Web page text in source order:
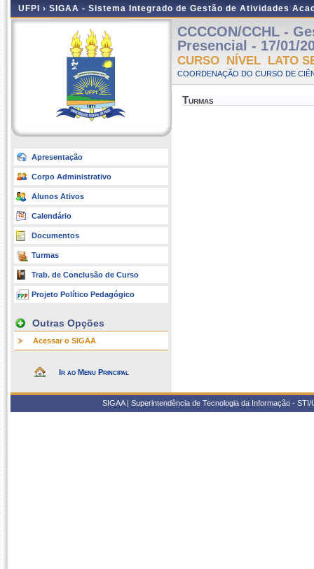
UFPI › SIGAA - Sistema Integrado de Gestão de Atividades
Apresentação
Corpo Administrativo
Alunos Ativos
Calendário
Documentos
Turmas
Trab. de Conclusão de Curso
Projeto Político Pedagógico
Outras Opções
Acessar o SIGAA
Ir ao Menu Principal
CCCCON/CCHL -
Presencial - 17/01/
CURSO NÍVEL LATO
COORDENAÇÃO DO CURSO DE
Turmas
SIGAA | Superintendência de Tecnologia da Informação -